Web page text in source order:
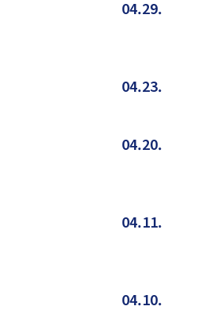
04.29.
04.23.
04.20.
04.11.
04.10.